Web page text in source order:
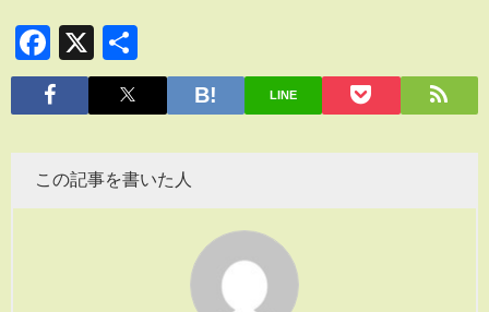
Facebook
X
有
LINE
この記事を書いた人